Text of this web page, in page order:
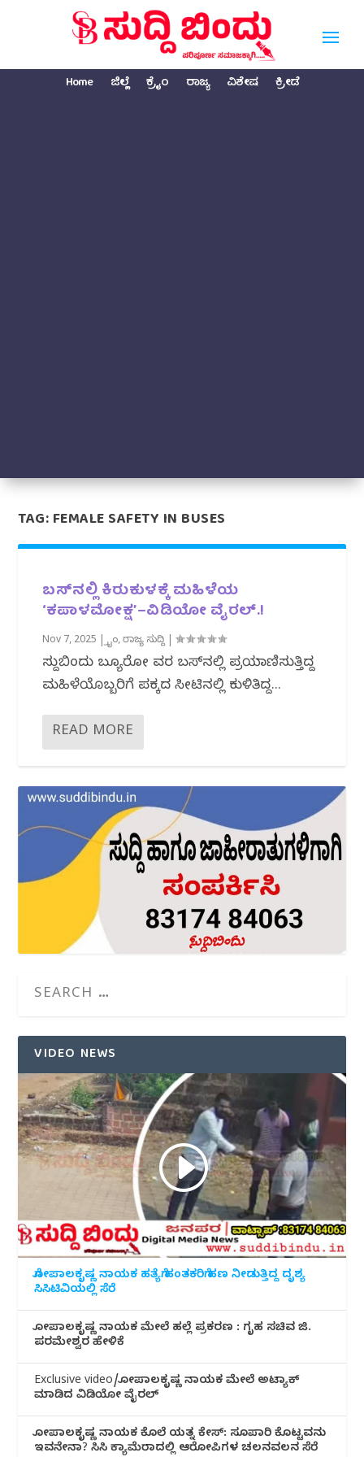
Home ಜಿಲ್ಲೆ ಕ್ರೈಂ ರಾಜ್ಯ ವಿಶೇಷ ಕ್ರೀಡೆ
TAG:FEMALE SAFETY IN BUSES
ಬಸ್‌ನಲ್ಲಿ ಕಿರುಕುಳಕ್ಕೆ ಮಹಿಳೆಯ
‘ಕಪಾಳಮೋಕ್ಷ’–ವಿಡಿಯೋ ವೈರಲ್‌.!
Nov 7, 2025 |ಕ್ರೈಂ,ರಾಜ್ಯ ಸುದ್ದಿ |
ಸುದ್ದಿಬಿಂದು ಬ್ಯೂರೋ ವರದಿ ಬಸ್‌ನಲ್ಲಿ ಪ್ರಯಾಣಿಸುತ್ತಿದ್ದ
ಮಹಿಳೆಯೊಬ್ಬರಿಗೆ ಪಕ್ಕದ ಸೀಟಿನಲ್ಲಿ ಕುಳಿತಿದ್ದ...
READ MORE
VIDEO NEWS
ಗೋಪಾಲಕೃಷ್ಣ ನಾಯಕ ಹತ್ಯೆಗೆ ಹಂತಕರಿಗೆ ಹಣ ನೀಡುತ್ತಿದ್ದ ದೃಶ್ಯ
ಸಿಸಿಟಿವಿಯಲ್ಲಿ ಸೆರೆ
ಗೋಪಾಲಕೃಷ್ಣ ನಾಯಕ ಮೇಲೆ ಹಲ್ಲೆ ಪ್ರಕರಣ : ಗೃಹ ಸಚಿವ ಜಿ.
ಪರಮೇಶ್ವರ ಹೇಳಿಕೆ
Exclusive video/ಗೋಪಾಲಕೃಷ್ಣ ನಾಯಕ ಮೇಲೆ ಅಟ್ಯಾಕ್
ಮಾಡಿದ ವಿಡಿಯೋ ವೈರಲ್
ಗೋಪಾಲಕೃಷ್ಣ ನಾಯಕ ಕೊಲೆ ಯತ್ನ ಕೇಸ್: ಸೂಪಾರಿ ಕೊಟ್ಟವನು
ಇವನೇನಾ? ಸಿಸಿ ಕ್ಯಾಮೆರಾದಲ್ಲಿ ಆರೋಪಿಗಳ ಚಲನವಲನ ಸೆರೆ